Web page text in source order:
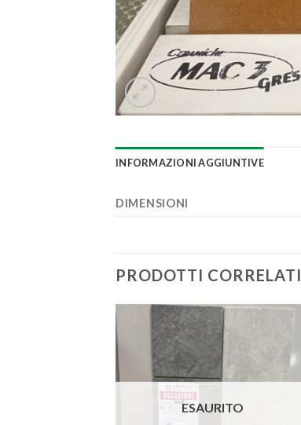
INFORMAZIONI AGGIUNTIVE
DIMENSIONI
PRODOTTI CORRELATI
Aggiungi
alla lista
desideri
ESAURITO